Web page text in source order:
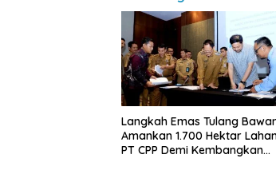
Langkah Emas Tulang
Amankan 1.700 Hektar
PT CPP Demi Kembangkan